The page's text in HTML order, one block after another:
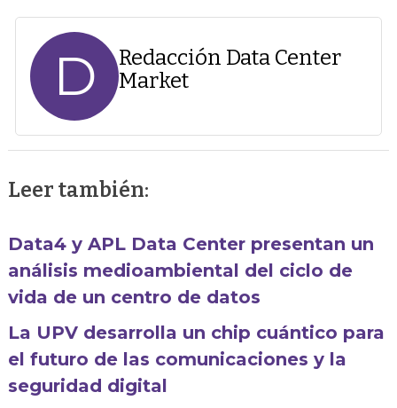
D
Redacción Data Center
Market
Leer también:
Data4 y APL Data Center presentan un
análisis medioambiental del ciclo de
vida de un centro de datos
La UPV desarrolla un chip cuántico para
el futuro de las comunicaciones y la
seguridad digital